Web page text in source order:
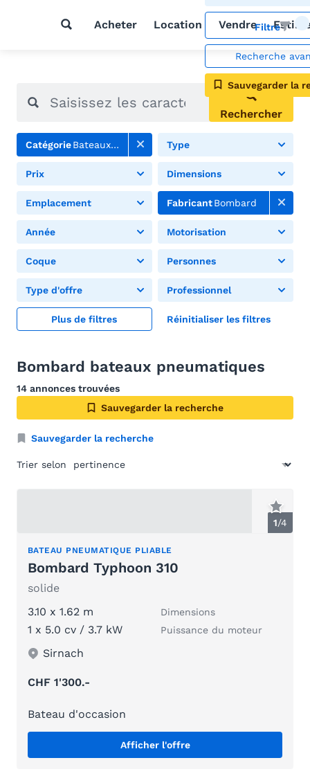
Acheter Location VendreFiltre
Recherche
Sauvegarder la
Rechercher
CatégorieBateaux pneumatiques
Type
Prix Dimensions
Emplacement FabricantBombard
Année Motorisation
Coque Personnes
Type d'offre Professionnel
Plus de filtres Réinitialiser les filtres
Bombard bateaux pneumatiques
14 annonces trouvées
Sauvegarder la recherche
Sauvegarder la recherche
Trier selon
1/4
BATEAU PNEUMATIQUE PLIABLE
Bombard Typhoon 310
solide
3.10 x 1.62 m
Dimensions
1 x 5.0 cv / 3.7 kW Puissance du moteur
Sirnach
CHF 1'300.-
Bateau d'occasion
Afficher l'offre